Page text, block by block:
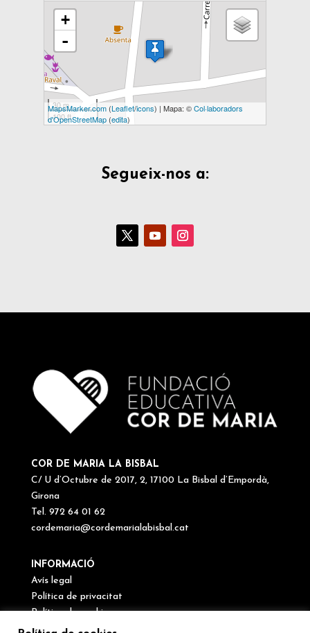
s'està carregant el mapa - espereu...
+
-
30 m
100 ft
MapsMarker.com(Leaflet/icons) | Mapa: ©Col·laboradors
d'OpenStreetMap(edita)
Segueix-nos a:
COR DE MARIA LA BISBAL
C/ U d’Octubre de 2017, 2, 17100 La Bisbal d’Empordà,
Girona
Tel. 972 64 01 62
cordemaria@cordemarialabisbal.cat
INFORMACIÓ
Avís legal
Política de privacitat
Política de cookies
Canal de denúncies